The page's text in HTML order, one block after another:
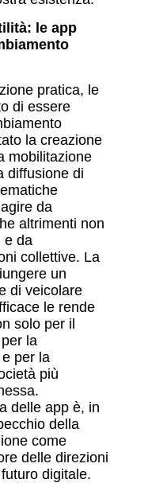
à: le app
pratica, le
di essere
la creazione
mobilitazione
diffusione di
da
altrimenti non
e da
collettive. La
un
di veicolare
le rende
solo per il
la
per la
à più
delle app è, in
della
come
delle direzioni
digitale.